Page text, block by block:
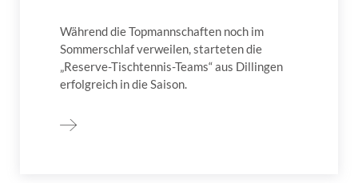
Während die Topmannschaften noch im
Sommerschlaf verweilen, starteten die
„Reserve-Tischtennis-Teams“ aus Dillingen
erfolgreich in die Saison.